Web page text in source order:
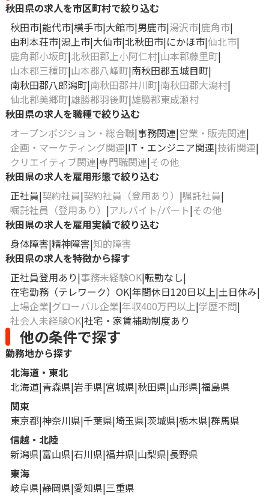
秋田県の求人を市区町村で絞り込む
秋田市 能代市 横手市 大館市 男鹿市 湯沢市 鹿角市
由利本荘市 潟上市 大仙市 北秋田市 にかほ市 仙北市
鹿角郡小坂町 北秋田郡上小阿仁村 山本郡藤里町
山本郡三種町 山本郡八峰町 南秋田郡五城目町
南秋田郡八郎潟町 南秋田郡井川町 南秋田郡大潟村
仙北郡美郷町 雄勝郡羽後町 雄勝郡東成瀬村
秋田県の求人を職種で絞り込む
オープンポジション・総合職 事務関連 営業・販売関連
企画・マーケティング関連 IT・エンジニア関連 技術関連
クリエイティブ関連 専門職関連 その他
秋田県の求人を雇用形態で絞り込む
正社員 契約社員 契約社員（登用あり）
嘱託社員
嘱託社員（登用あり）
アルバイト/パート その他
秋田県の求人を雇用実績で絞り込む
身体障害 精神障害 知的障害
秋田県の求人を特徴から探す
正社員登用あり 事務未経験OK 転勤なし
在宅勤務（テレワーク）OK 年間休日120日以上 土日休み
上場企業 グローバル企業 年収400万円以上 学歴不問
社会人未経験OK 社宅・家賃補助制度あり
他の条件で探す
勤務地から探す
北海道・東北
北海道 青森県 岩手県 宮城県 秋田県 山形県 福島県
関東
東京都 神奈川県 千葉県 埼玉県 茨城県 栃木県 群馬県
信越・北陸
新潟県 富山県 石川県 福井県 山梨県 長野県
東海
岐阜県 静岡県 愛知県 三重県